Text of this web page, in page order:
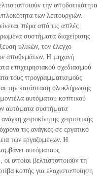
την αποδοτικότητα
των λειτουργιών.
πέρα από τις απλές
συστήματα διαχείρισης
υλικών, τον έλεγχο
αποθεμάτων. Η μηχανή
επιχειρησιακού σχεδιασμού
τους προγραμματισμούς
την κατάσταση ολοκλήρωσης
αυτόματου κοπτικού
αυτόματα συστήματα
χειροκίνητης χειριστικής
τις ανάγκες σε εργατικό
των εργαζομένων. Η
αυτόματους
οποίοι βελτιστοποιούν τη
κοπής για ελαχιστοποίηση